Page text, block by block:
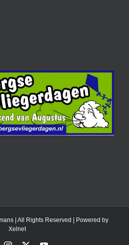
| All Rights Reserved | Powered by
Xelnet